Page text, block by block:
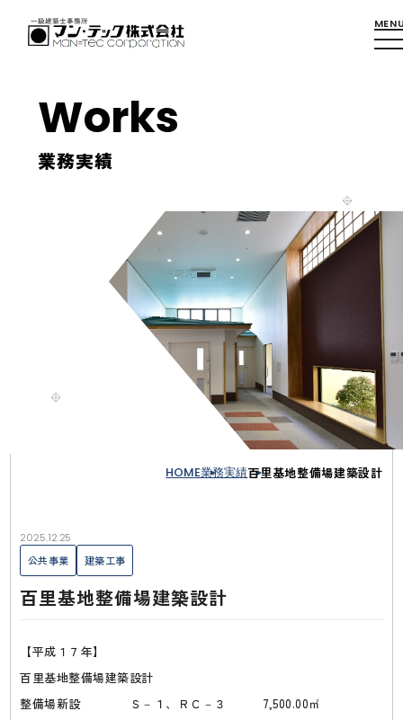
Works
業務実績
HOME業務実績百里基地整備場建築設計
2025.12.25
公共事業
建築工事
百里基地整備場建築設計
【平成１７年】
百里基地整備場建築設計
整備場新設 Ｓ－１、ＲＣ－３ 7,500.00㎡